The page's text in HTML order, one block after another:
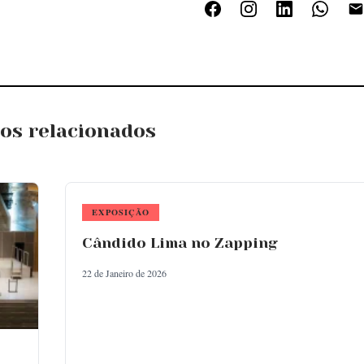
relacionados
EXPOSIÇÃO
Cândido Lima no Zapping
22 de Janeiro de 2026